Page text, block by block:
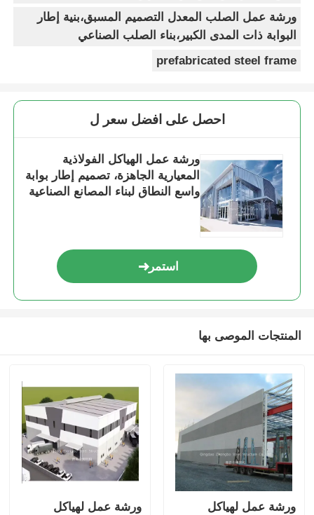
ورشة عمل الصلب المعدل التصميم المسبق،بنية إطار
البوابة ذات المدى الكبير،بناء الصلب الصناعي
prefabricated steel frame
احصل على افضل سعر ل
ورشة عمل الهياكل الفولاذية
المعيارية الجاهزة، تصميم إطار بوابة
واسع النطاق لبناء المصانع الصناعية
استمر
المنتجات الموصى بها
ورشة عمل لهياكل
ورشة عمل لهياكل